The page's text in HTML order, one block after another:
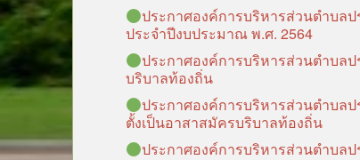
ประกาศองค์การบริหารส่วนตำบลป
ประจำปีงบประมาณ พ.ศ. 2564
ประกาศองค์การบริหารส่วนตำบล
บริบาลท้องถิ่น
ประกาศองค์การบริหารส่วนตำบลป
ตั้งเป็นอาสาสมัครบริบาลท้องถิ่น
ประกาศองค์การบริหารส่วนตำบล